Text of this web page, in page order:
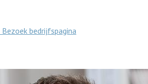
Bezoek bedrijfspagina